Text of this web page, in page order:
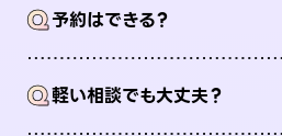
Q予約はできる？
Q軽い相談でも大丈夫？